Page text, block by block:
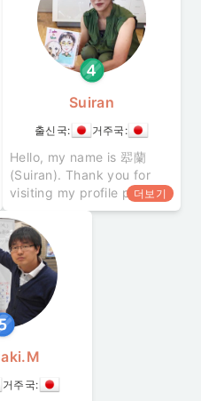
것을 계기로 일본으로 왔습
니다. 지금은 치바현에 살고
있습니다. 그 전까지는 홋카
이도와 요코하
Suiran
출신국: 거주국:
Hello, my name is 翆蘭
(Suiran). Thank you for
visiting my profile page. I
can teach Japanese
calligraphy, Japanese,
and studies for
elementary, junior
더보기
거주국: